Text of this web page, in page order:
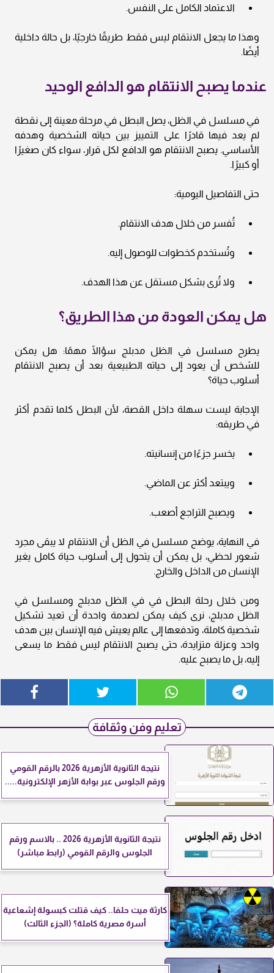
الاعتماد الكامل على النفس.
وهذا ما يجعل الانتقام ليس فقط طريقًا خارجيًا، بل حالة داخلية
أيضًا.
عندما يصبح الانتقام هو الدافع الوحيد
في مسلسل في الظل، يصل البطل في مرحلة معينة إلى نقطة
لم يعد فيها قادرًا على التمييز بين حياته الشخصية وهدفه
الأساسي. يصبح الانتقام هو الدافع لكل قرار، سواء كان صغيرًا
أو كبيرًا.
حتى التفاصيل اليومية:
تُفسر من خلال هدف الانتقام.
وتُستخدم كخطوات للوصول إليه.
ولا تُرى بشكل مستقل عن هذا الهدف.
هل يمكن العودة من هذا الطريق؟
يطرح مسلسل في الظل مدبلج سؤالًا مهمًا: هل يمكن
للشخص أن يعود إلى حياته الطبيعية بعد أن يصبح الانتقام
أسلوب حياة؟
الإجابة ليست سهلة داخل القصة، لأن البطل كلما تقدم أكثر
في طريقه:
يخسر جزءًا من إنسانيته.
ويبتعد أكثر عن الماضي.
ويصبح التراجع أصعب.
في النهاية، يوضح مسلسل في الظل أن الانتقام لا يبقى مجرد
شعور لحظي، بل يمكن أن يتحول إلى أسلوب حياة كامل يغير
الإنسان من الداخل والخارج.
ومن خلال رحلة البطل في في الظل مدبلج ومسلسل في
الظل مدبلج، نرى كيف يمكن لصدمة واحدة أن تعيد تشكيل
شخصية كاملة، وتدفعها إلى عالم يعيش فيه الإنسان بين هدف
واحد وعزلة متزايدة، حتى يصبح الانتقام ليس فقط ما يسعى
إليه، بل ما يصبح عليه.
تعليم وفن وثقافة
نتيجة الثانوية الأزهرية 2026 بالرقم القومي
ورقم الجلوس عبر بوابة الأزهر الإلكترونية.....
نتيجة الثانوية الأزهرية 2026 .. بالاسم ورقم
الجلوس والرقم القومي (رابط مباشر)
كارثة ميت حلفا.. كيف قتلت كبسولة إشعاعية
أسرة مصرية كاملة؟ (الجزء الثالث)